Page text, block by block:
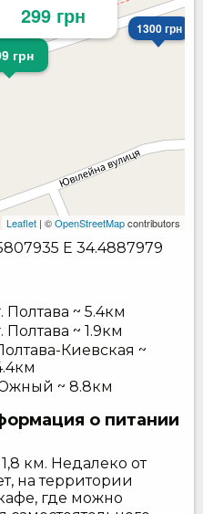
грн
1300 грн
299 грн
Leaflet | ©OpenStreetMapcontributors
E 34.4887979
Полтава ~ 5.4км
Полтава ~ 1.9км
Киевская ~
~ 8.8км
о питании
км. Недалеко от
на территории
где можно